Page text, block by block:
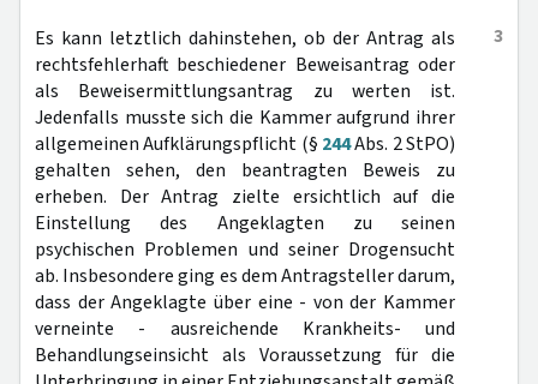
3
Es kann letztlich dahinstehen, ob der Antrag als
rechtsfehlerhaft beschiedener Beweisantrag oder
als Beweisermittlungsantrag zu werten ist.
Jedenfalls musste sich die Kammer aufgrund ihrer
allgemeinen Aufklärungspflicht (§ 244Abs. 2 StPO)
gehalten sehen, den beantragten Beweis zu
erheben. Der Antrag zielte ersichtlich auf die
Einstellung des Angeklagten zu seinen
psychischen Problemen und seiner Drogensucht
ab. Insbesondere ging es dem Antragsteller darum,
dass der Angeklagte über eine - von der Kammer
verneinte - ausreichende Krankheits- und
Behandlungseinsicht als Voraussetzung für die